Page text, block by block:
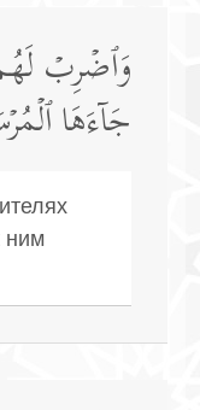
وَٱضۡرِبۡ
جَاۤءَهَا
ним